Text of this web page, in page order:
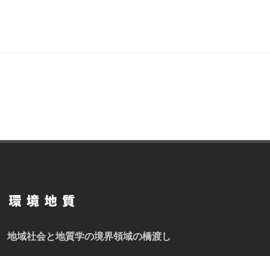
地域社会と地質学の境界領域の橋渡し